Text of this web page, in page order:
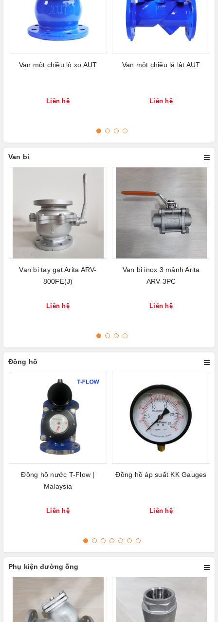
Van một chiều lò xo AUT
Liên hệ
Van một chiều lá lật AUT
Liên hệ
Van bi
Van bi tay gạt Arita ARV-
800FE(J)
Liên hệ
Van bi inox 3 mảnh Arita
ARV-3PC
Liên hệ
Đồng hồ
Đồng hồ nước T-Flow |
Malaysia
Liên hệ
Đồng hồ áp suất KK Gauges
Liên hệ
Phụ kiện đường ống